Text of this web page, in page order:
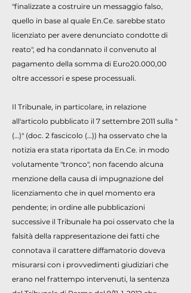
"finalizzate a costruire un messaggio falso,
quello in base al quale En.Ce. sarebbe stato
licenziato per avere denunciato condotte di
reato", ed ha condannato il convenuto al
pagamento della somma di Euro20.000,00
oltre accessori e spese processuali.
Il Tribunale, in particolare, in relazione
all'articolo pubblicato il 7 settembre 2011 sulla "
(…)" (doc. 2 fascicolo (…)) ha osservato che la
notizia era stata riportata da En.Ce. in modo
volutamente "tronco", non facendo alcuna
menzione della causa di impugnazione del
licenziamento che in quel momento era
pendente; in ordine alle pubblicazioni
successive il Tribunale ha poi osservato che la
falsità della rappresentazione dei fatti che
connotava il carattere diffamatorio doveva
misurarsi con i provvedimenti giudiziari che
erano nel frattempo intervenuti, la sentenza